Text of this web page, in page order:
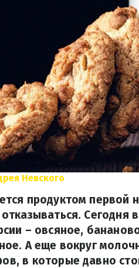
Невского
продуктом первой
Сегодня
– овсяное,
А еще вокруг
в которые давно